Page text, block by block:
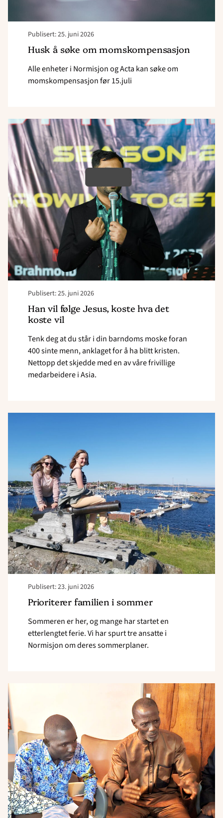
Publisert: 25. juni 2026
Husk å søke om momskompensasjon
Alle enheter i Normisjon og Acta kan søke om
momskompensasjon før 15.juli
Publisert: 25. juni 2026
Han vil følge Jesus, koste hva det
koste vil
Tenk deg at du står i din barndoms moske foran
400 sinte menn, anklaget for å ha blitt kristen.
Nettopp det skjedde med en av våre frivillige
medarbeidere i Asia.
Read
article
"–
Jeg
følge
Jesus,
koste
hva
det
koste
vil"
Publisert: 23. juni 2026
Prioriterer familien i sommer
Sommeren er her, og mange har startet en
etterlengtet ferie. Vi har spurt tre ansatte i
Normisjon om deres sommerplaner.
fellesskap
blir
livsviktig"